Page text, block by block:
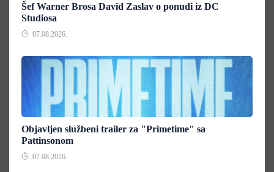
Šef Warner Brosa David Zaslav o ponudi iz DC
Studiosa
07.08.2026.
Objavljen službeni trailer za "Primetime" sa
Pattinsonom
07.08.2026.